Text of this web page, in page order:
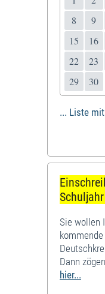
8
9
15
16
22
23
29
30
... Liste
Sie wollen
Dann
hier...